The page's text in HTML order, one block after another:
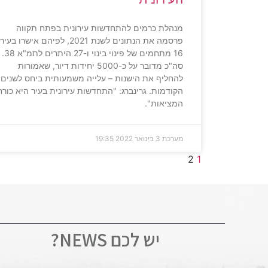
מנהלת כרמים להתחדשות עירונית בפתח תקווה
פרסמה את הנתונים לשנת 2021, לפיהם אישרו בעיר
16 מתחמים של פינוי בינוי ו-27 היתרים לתמ"א 38.
סה"כ מדובר על כ-5000 יחידות דיור, שאמורות
להחליף את הישנות – עלייה משמעותית ביחס לשנים
הקודמות. גרינברג: "התחדשות עירונית בעיר היא
המציאות".
מערכת 3 בינואר 2022 19:35
1
2
יש לכם NEWS?